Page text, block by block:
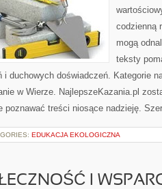
codzienną
mogą
teksty
i duchowych doświadczeń. Kategorie
w Wierze. NajlepszeKazania.pl
poznawać treści niosące nadzieję.
EDUKACJA EKOLOGICZNA
I